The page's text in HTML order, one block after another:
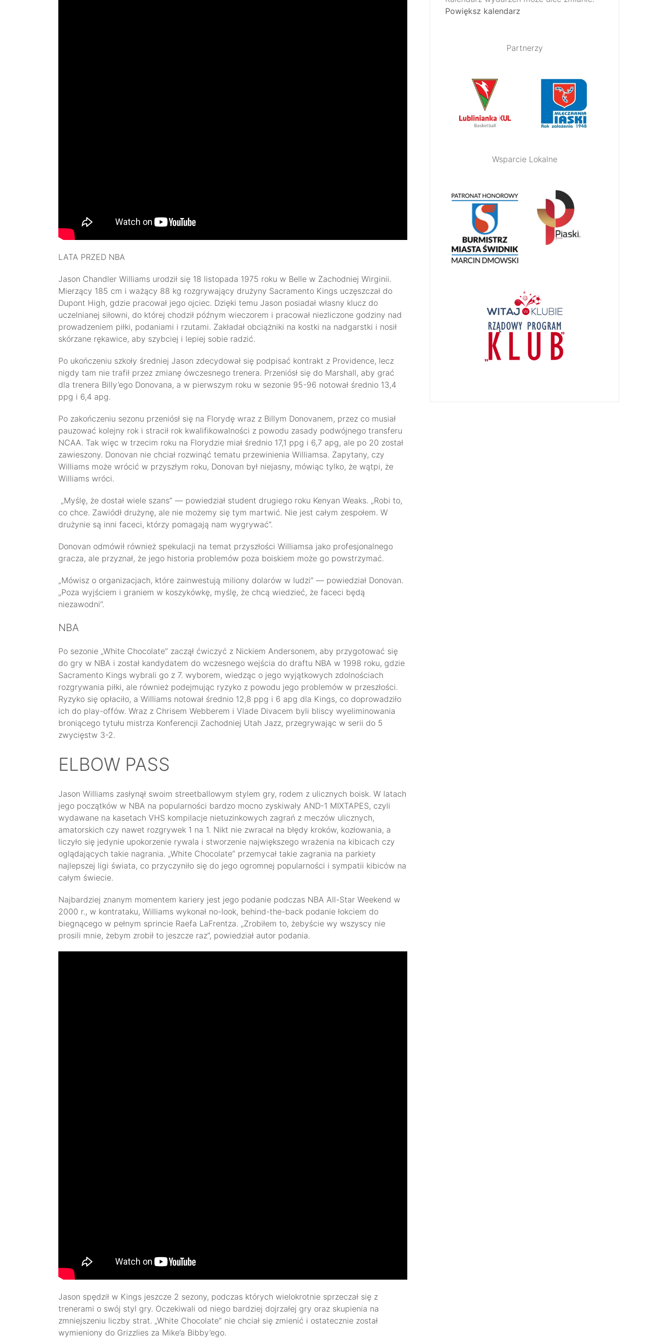
LATA PRZED NBA
Jason Chandler Williams urodził się 18 listopada 1975 roku w Belle w Zachodniej Wirginii.
Mierzący 185 cm i ważący 88 kg rozgrywający drużyny Sacramento Kings uczęszczał do
Dupont High, gdzie pracował jego ojciec. Dzięki temu Jason posiadał własny klucz do
uczelnianej siłowni, do której chodził późnym wieczorem i pracował niezliczone godziny nad
prowadzeniem piłki, podaniami i rzutami. Zakładał obciążniki na kostki na nadgarstki i nosił
skórzane rękawice, aby szybciej i lepiej sobie radzić.
Po ukończeniu szkoły średniej Jason zdecydował się podpisać kontrakt z Providence, lecz
nigdy tam nie trafił przez zmianę ówczesnego trenera. Przeniósł się do Marshall, aby grać
dla trenera Billy’ego Donovana, a w pierwszym roku w sezonie 95-96 notował średnio 13,4
ppg i 6,4 apg.
Po zakończeniu sezonu przeniósł się na Florydę wraz z Billym Donovanem, przez co musiał
pauzować kolejny rok i stracił rok kwalifikowalności z powodu zasady podwójnego transferu
NCAA. Tak więc w trzecim roku na Florydzie miał średnio 17,1 ppg i 6,7 apg, ale po 20 został
zawieszony. Donovan nie chciał rozwinąć tematu przewinienia Williamsa. Zapytany, czy
Williams może wrócić w przyszłym roku, Donovan był niejasny, mówiąc tylko, że wątpi, że
Williams wróci.
„Myślę, że dostał wiele szans” — powiedział student drugiego roku Kenyan Weaks. „Robi to,
co chce. Zawiódł drużynę, ale nie możemy się tym martwić. Nie jest całym zespołem. W
drużynie są inni faceci, którzy pomagają nam wygrywać”.
Donovan odmówił również spekulacji na temat przyszłości Williamsa jako profesjonalnego
gracza, ale przyznał, że jego historia problemów poza boiskiem może go powstrzymać.
„Mówisz o organizacjach, które zainwestują miliony dolarów w ludzi” — powiedział Donovan.
„Poza wyjściem i graniem w koszykówkę, myślę, że chcą wiedzieć, że faceci będą
niezawodni”.
NBA
Po sezonie „White Chocolate” zaczął ćwiczyć z Nickiem Andersonem, aby przygotować się
do gry w NBA i został kandydatem do wczesnego wejścia do draftu NBA w 1998 roku, gdzie
Sacramento Kings wybrali go z 7. wyborem, wiedząc o jego wyjątkowych zdolnościach
rozgrywania piłki, ale również podejmując ryzyko z powodu jego problemów w przeszłości.
Ryzyko się opłaciło, a Williams notował średnio 12,8 ppg i 6 apg dla Kings, co doprowadziło
ich do play-offów. Wraz z Chrisem Webberem i Vlade Divacem byli bliscy wyeliminowania
broniącego tytułu mistrza Konferencji Zachodniej Utah Jazz, przegrywając w serii do 5
zwycięstw 3-2.
ELBOW PASS
Jason Williams zasłynął swoim streetballowym stylem gry, rodem z ulicznych boisk. W latach
jego początków w NBA na popularności bardzo mocno zyskiwały AND-1 MIXTAPES, czyli
wydawane na kasetach VHS kompilacje nietuzinkowych zagrań z meczów ulicznych,
amatorskich czy nawet rozgrywek 1 na 1. Nikt nie zwracał na błędy kroków, kozłowania, a
liczyło się jedynie upokorzenie rywala i stworzenie największego wrażenia na kibicach czy
oglądających takie nagrania. „White Chocolate” przemycał takie zagrania na parkiety
najlepszej ligi świata, co przyczyniło się do jego ogromnej popularności i sympatii kibiców na
całym świecie.
Najbardziej znanym momentem kariery jest jego podanie podczas NBA All-Star Weekend w
2000 r., w kontrataku, Williams wykonał no-look, behind-the-back podanie łokciem do
biegnącego w pełnym sprincie Raefa LaFrentza. „Zrobiłem to, żebyście wy wszyscy nie
prosili mnie, żebym zrobił to jeszcze raz”, powiedział autor podania.
Jason spędził w Kings jeszcze 2 sezony, podczas których wielokrotnie sprzeczał się z
trenerami o swój styl gry. Oczekiwali od niego bardziej dojrzałej gry oraz skupienia na
zmniejszeniu liczby strat. „White Chocolate” nie chciał się zmienić i ostatecznie został
wymieniony do Grizzlies za Mike’a Bibby’ego.
Powiększ kalendarz
Partnerzy
Wsparcie Lokalne